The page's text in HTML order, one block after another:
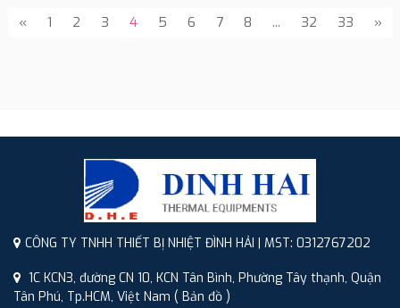
« 1 2 3 4 5 6 7 8 ... 32 33 »
CÔNG TY TNHH THIẾT BỊ NHIỆT ĐÌNH HẢI | MST: 0312767202
1C KCN3, đường CN 10, KCN Tân Bình, Phường Tây thạnh, Quận
Tân Phú, Tp.HCM, Việt Nam ( Bản đồ )